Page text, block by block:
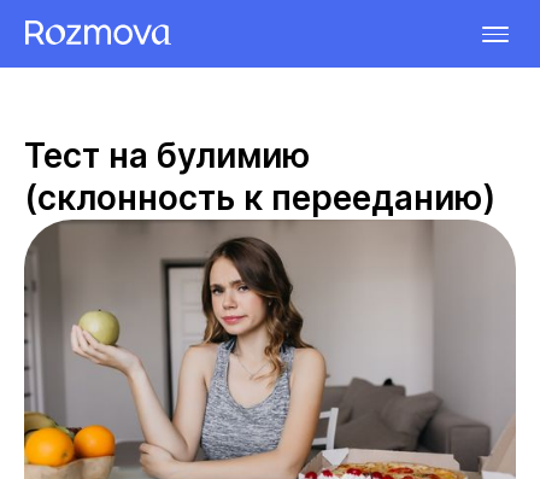
Тест на булимию
(склонность к перееданию)